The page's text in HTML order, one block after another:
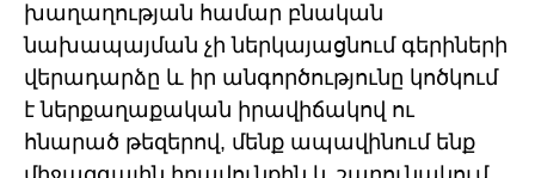
խաղաղության համար բնական
նախապայման չի ներկայացնում գերիների
վերադարձը և իր անգործությունը կոծկում
է ներքաղաքական իրավիճակով ու
հնարած թեզերով, մենք ապավինում ենք